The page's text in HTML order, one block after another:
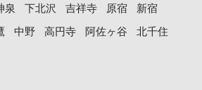
泉 下北沢 吉祥寺 原宿
新宿
中野 高円寺 阿佐ヶ谷
北千住